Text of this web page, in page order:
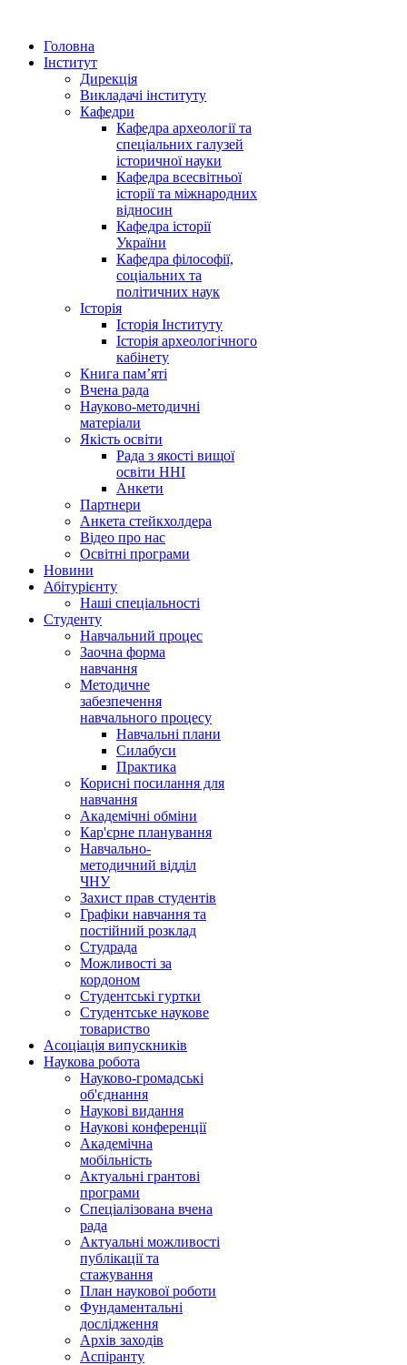
Головна
Інститут
Дирекція
Викладачі інституту
Кафедри
Кафедра археології та
спеціальних галузей
історичної науки
Кафедра всесвітньої
історії та міжнародних
відносин
Кафедра історії
України
Кафедра філософії,
соціальних та
політичних наук
Історія
Історія Інституту
Історія археологічного
кабінету
Книга памʼяті
Вчена рада
Науково-методичні
матеріали
Якість освіти
Рада з якості вищої
освіти ННІ
Анкети
Партнери
Анкета стейкхолдера
Відео про нас
Освітні програми
Hовини
Абітурієнту
Наші спеціальності
Студенту
Навчальний процес
Заочна форма
навчання
Методичне
забезпечення
навчального процесу
Навчальні плани
Силабуси
Практика
Корисні посилання для
навчання
Академічні обміни
Кар'єрне планування
Навчально-
методичний відділ
ЧНУ
Захист прав студентів
Графіки навчання та
постійний розклад
Студрада
Можливості за
кордоном
Студентські гуртки
Студентське наукове
товариство
Асоціація випускників
Наукова робота
Науково-громадські
об'єднання
Наукові видання
Наукові конференції
Академічна
мобільність
Актуальні грантові
програми
Спеціалізована вчена
рада
Актуальні можливості
публікації та
стажування
План наукової роботи
Фундаментальні
дослідження
Архів заходів
Аспіранту